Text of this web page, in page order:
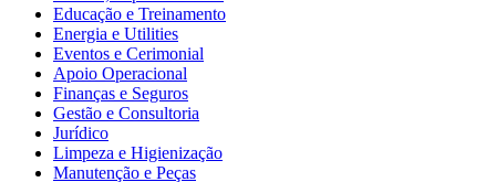
Educação e Treinamento
Energia e Utilities
Eventos e Cerimonial
Apoio Operacional
Finanças e Seguros
Gestão e Consultoria
Jurídico
Limpeza e Higienização
Manutenção e Peças